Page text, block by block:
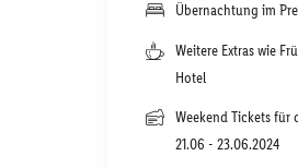
Übernachtung im
Weitere Extras wie
Hotel
Weekend Tickets für
21.06 - 23.06.2024